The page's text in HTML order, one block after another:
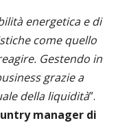
energetica e di
come quello
Gestendo in
grazie a
della liquidità”.
manager di